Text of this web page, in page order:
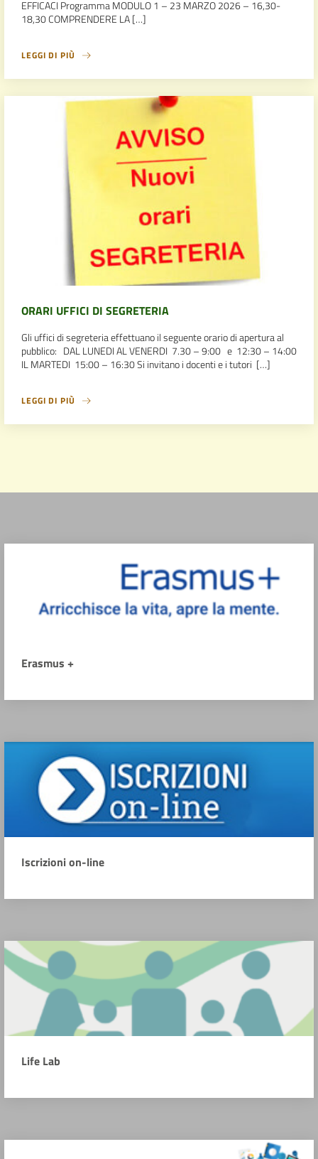
EFFICACI Programma MODULO 1 – 23 MARZO 2026 – 16,30-
18,30 COMPRENDERE LA […]
LEGGI DI PIÙ
ORARI UFFICI DI SEGRETERIA
Gli uffici di segreteria effettuano il seguente orario di apertura al
pubblico: DAL LUNEDI AL VENERDI 7.30 – 9:00 e 12:30 – 14:00
IL MARTEDI 15:00 – 16:30 Si invitano i docenti e i tutori […]
LEGGI DI PIÙ
Erasmus +
Iscrizioni on-line
Life Lab